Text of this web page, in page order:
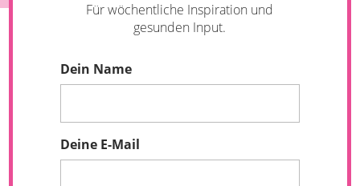
Für wöchentliche Inspiration und
gesunden Input.
Dein Name
Deine E-Mail